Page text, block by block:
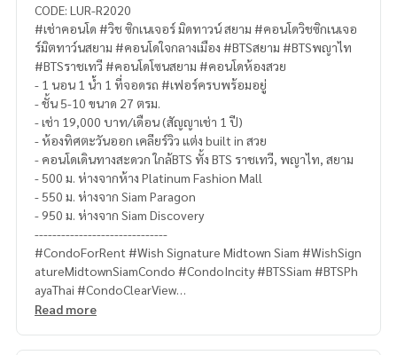
CODE: LUR-R2020
#เช่าคอนโด #วิช ซิกเนเจอร์ มิดทาวน์ สยาม #คอนโดวิชซิกเนเจอ
ร์มิตทาว์นสยาม #คอนโดใจกลางเมือง #BTSสยาม #BTSพญาไท
#BTSราชเทวี #คอนโดโซนสยาม #คอนโดห้องสวย
- 1 นอน 1 น้ำ 1 ที่จอดรถ #เฟอร์ครบพร้อมอยู่
- ชั้น 5-10 ขนาด 27 ตรม.
- เช่า 19,000 บาท/เดือน (สัญญาเช่า 1 ปี)
- ห้องทิศตะวันออก เคลียร์วิว แต่ง built in สวย
- คอนโดเดินทางสะดวก ใกล้BTS ทั้ง BTS ราชเทวี, พญาไท, สยาม
- 500 ม. ห่างจากห้าง Platinum Fashion Mall
- 550 ม. ห่างจาก Siam Paragon
- 950 ม. ห่างจาก Siam Discovery
------------------------------
#CondoForRent #Wish Signature Midtown Siam #WishSign
atureMidtownSiamCondo #CondoIncity #BTSSiam #BTSPh
ayaThai #CondoClearView
- 1 Bed 1 Bath 1 Parking Lot #FullyFurnished
Read more